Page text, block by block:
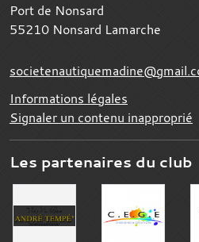
Port de Nonsard
55210 Nonsard Lamarche
Informations légales
Signaler un contenu inapproprié
Les partenaires du club